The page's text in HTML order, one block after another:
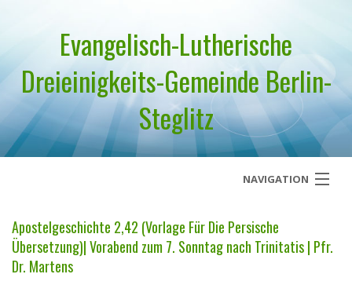
Evangelisch-Lutherische
Dreieinigkeits-Gemeinde Berlin-
Steglitz
NAVIGATION
Über uns
Apostelgeschichte 2,42 (Vorlage Für Die Persische
Übersetzung)| Vorabend zum 7. Sonntag nach Trinitatis | Pfr.
Dr. Martens